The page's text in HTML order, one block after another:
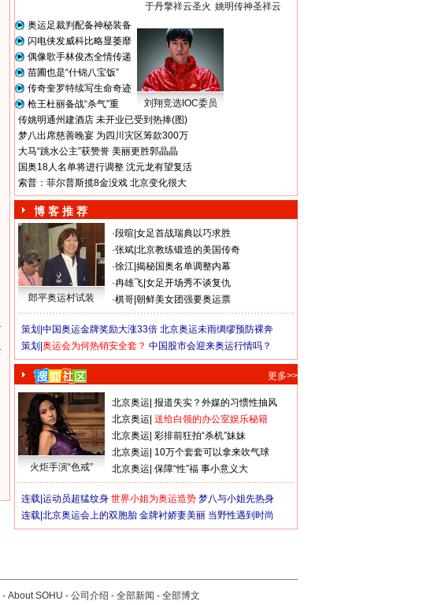
于丹擎祥云圣火 姚明传神圣祥云
奥运足裁判配备神秘装备
闪电侠发威科比略显萎靡
偶像歌手林俊杰全情传递
苗圃也是“什锦八宝饭”
传奇奎罗特续写生命奇迹
枪王杜丽备战“杀气”重
刘翔竞选IOC委员
传姚明通州建酒店 未开业已受到热捧(图)
梦八出席慈善晚宴 为四川灾区筹款300万
大马“跳水公主”获赞誉 美丽更胜郭晶晶
国奥18人名单将进行调整 沈元龙有望复活
索普：菲尔普斯揽8金没戏 北京变化很大
博 客 推 荐
郎平奥运村试装
·段暄 女足首战瑞典以巧求胜
·张斌 北京教练锻造的美国传奇
·徐江 揭秘国奥名单调整内幕
·冉雄飞 女足开场秀不谈复仇
·棋哥 朝鲜美女团强要奥运票
策划| 中国奥运金牌奖励大涨33倍 北京奥运未雨绸缪预防裸奔
策划| 奥运会为何热销安全套？ 中国股市会迎来奥运行情吗？
更多>>
火炬手演“色戒”
北京奥运 报道失实？外媒的习惯性抽风
北京奥运 送给白领的办公室娱乐秘籍
北京奥运 彩排前狂拍“杀机”妹妹
北京奥运 10万个套套可以拿来吹气球
北京奥运 保障“性”福 事小意义大
连载| 运动员超猛纹身 世界小姐为奥运造势 梦八与小姐先热身
连载| 北京奥运会上的双胞胎 金牌衬娇妻美丽 当野性遇到时尚
- About SOHU - 公司介绍 - 全部新闻 - 全部博文